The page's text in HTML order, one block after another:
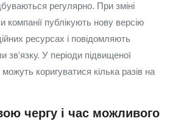
регулярно. При зміні
компанії публікують нову версію
ресурсах і повідомляють
зв'язку. У періоди підвищеної
можуть коригуватися кілька разів на
чергу і час можливого